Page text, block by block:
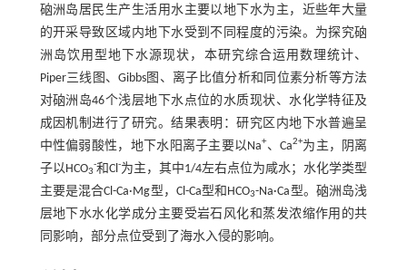
硇洲岛居民生产生活用水主要以地下水为主，近些年大量
的开采导致区域内地下水受到不同程度的污染。为探究硇
洲岛饮用型地下水源现状，本研究综合运用数理统计、
Piper三线图、Gibbs图、离子比值分析和同位素分析等方法
对硇洲岛46个浅层地下水点位的水质现状、水化学特征及
成因机制进行了研究。结果表明：研究区内地下水普遍呈
中性偏弱酸性，地下水阳离子主要以Na+、Ca2+为主，阴离
子以HCO3
-和Cl -为主，其中1/4左右点位为咸水；水化学类型
主要是混合Cl-Ca·Mg型，Cl-Ca型和HCO3-Na·Ca型。硇洲岛浅
层地下水水化学成分主要受岩石风化和蒸发浓缩作用的共
同影响，部分点位受到了海水入侵的影响。